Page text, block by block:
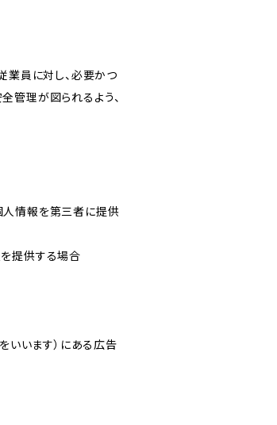
業員に対し、必要かつ
管理が図られるよう、
人情報を第三者に提供
提供する場合
いいます）にある広告